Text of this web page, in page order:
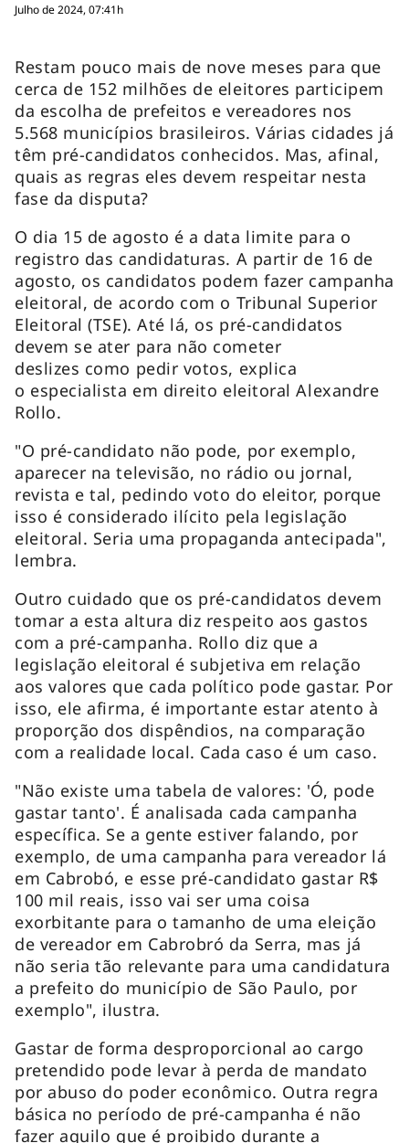
Julho de 2024, 07:41h
Restam pouco mais de nove meses para que
cerca de 152 milhões de eleitores participem
da escolha de prefeitos e vereadores nos
5.568 municípios brasileiros. Várias cidades já
têm pré-candidatos conhecidos. Mas, afinal,
quais as regras eles devem respeitar nesta
fase da disputa?
O dia 15 de agosto é a data limite para o
registro das candidaturas. A partir de 16 de
agosto, os candidatos podem fazer campanha
eleitoral, de acordo com o Tribunal Superior
Eleitoral (TSE). Até lá, os pré-candidatos
devem se ater para não cometer
deslizes como pedir votos, explica
o especialista em direito eleitoral Alexandre
Rollo.
"O pré-candidato não pode, por exemplo,
aparecer na televisão, no rádio ou jornal,
revista e tal, pedindo voto do eleitor, porque
isso é considerado ilícito pela legislação
eleitoral. Seria uma propaganda antecipada",
lembra.
Outro cuidado que os pré-candidatos devem
tomar a esta altura diz respeito aos gastos
com a pré-campanha. Rollo diz que a
legislação eleitoral é subjetiva em relação
aos valores que cada político pode gastar. Por
isso, ele afirma, é importante estar atento à
proporção dos dispêndios, na comparação
com a realidade local. Cada caso é um caso.
"Não existe uma tabela de valores: 'Ó, pode
gastar tanto'. É analisada cada campanha
específica. Se a gente estiver falando, por
exemplo, de uma campanha para vereador lá
em Cabrobó, e esse pré-candidato gastar R$
100 mil reais, isso vai ser uma coisa
exorbitante para o tamanho de uma eleição
de vereador em Cabrobró da Serra, mas já
não seria tão relevante para uma candidatura
a prefeito do município de São Paulo, por
exemplo", ilustra.
Gastar de forma desproporcional ao cargo
pretendido pode levar à perda de mandato
por abuso do poder econômico. Outra regra
básica no período de pré-campanha é não
fazer aquilo que é proibido durante a